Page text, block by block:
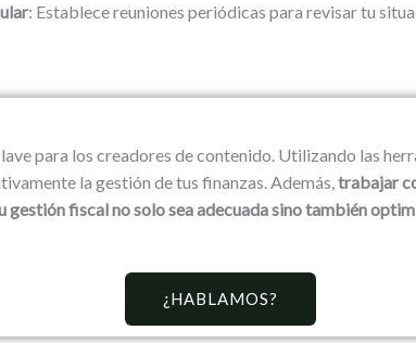
: Establece reuniones periódicas para revisar tu
para los creadores de contenido. Utilizando las
la gestión de tus finanzas. Además,trabajar
gestión fiscal no solo sea adecuada sino también
¿HABLAMOS?